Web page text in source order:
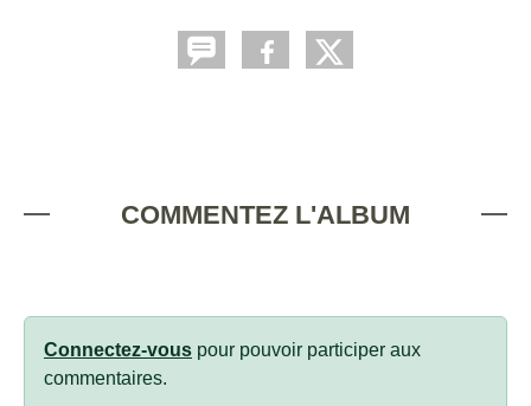
COMMENTEZ L'ALBUM
Connectez-vous pour pouvoir participer aux
commentaires.